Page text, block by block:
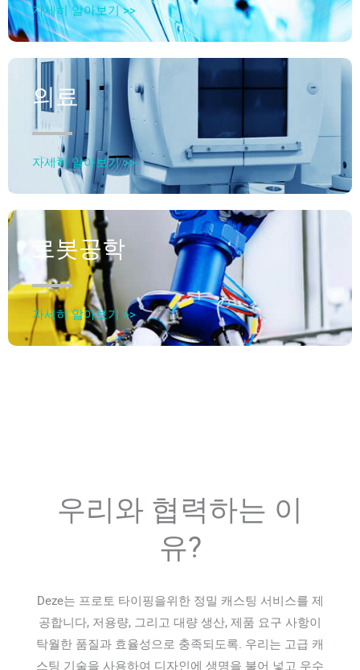
자세히 알아보기 >>
의료
자세히 알아보기 >>
로봇공학
자세히 알아보기 >>
우리와 협력하는 이
유?
Deze는 프로토 타이핑을위한 정밀 캐스팅 서비스를 제
공합니다, 저용량, 그리고 대량 생산, 제품 요구 사항이
탁월한 품질과 효율성으로 충족되도록. 우리는 고급 캐
스팅 기술을 사용하여 디자인에 생명을 불어 넣고 우수